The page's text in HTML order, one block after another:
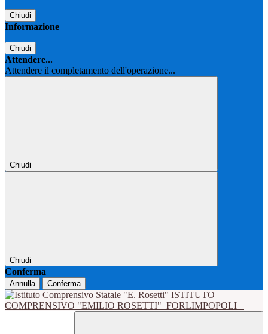
Chiudi
Informazione
Chiudi
Attendere...
Attendere il completamento dell'operazione...
Chiudi
Chiudi
Conferma
Annulla Conferma
ISTITUTO
COMPRENSIVO "EMILIO ROSETTI" FORLIMPOPOLI